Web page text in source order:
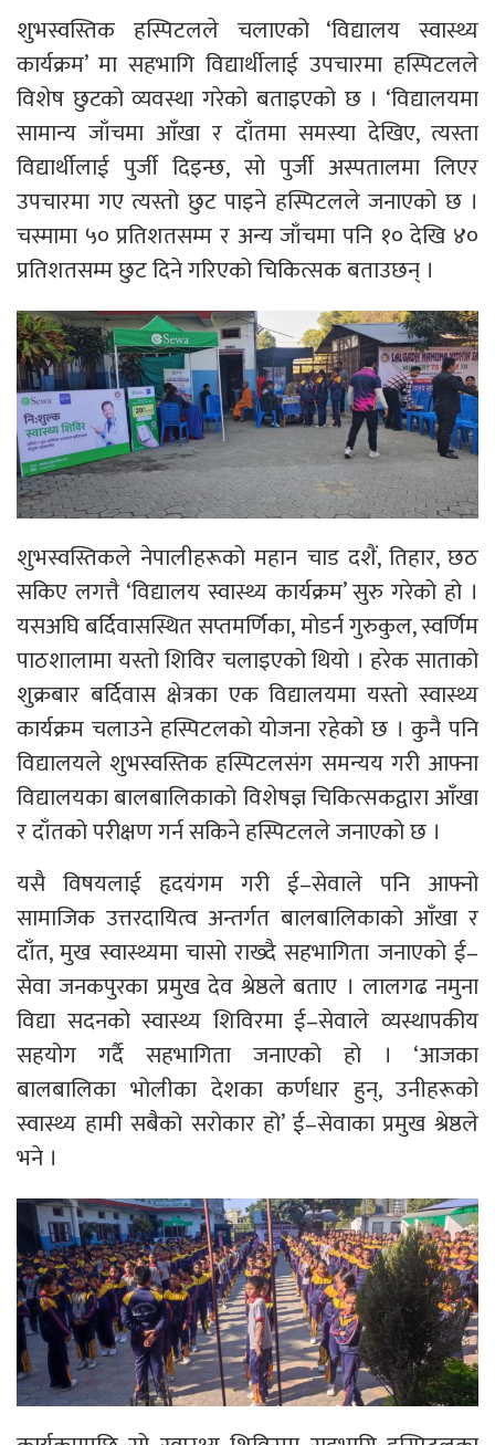
शुभस्वस्तिक हस्पिटलले चलाएको ‘विद्यालय स्वास्थ्य
कार्यक्रम’ मा सहभागि विद्यार्थीलाई उपचारमा हस्पिटलले
विशेष छुटको व्यवस्था गरेको बताइएको छ । ‘विद्यालयमा
सामान्य जाँचमा आँखा र दाँतमा समस्या देखिए, त्यस्ता
विद्यार्थीलाई पुर्जी दिइन्छ, सो पुर्जी अस्पतालमा लिएर
उपचारमा गए त्यस्तो छुट पाइने हस्पिटलले जनाएको छ ।
चस्मामा ५० प्रतिशतसम्म र अन्य जाँचमा पनि १० देखि ४०
प्रतिशतसम्म छुट दिने गरिएको चिकित्सक बताउछन् ।
शुभस्वस्तिकले नेपालीहरूको महान चाड दशैं, तिहार, छठ
सकिए लगत्तै ‘विद्यालय स्वास्थ्य कार्यक्रम’ सुरु गरेको हो ।
यसअघि बर्दिवासस्थित सप्तमर्णिका, मोडर्न गुरुकुल, स्वर्णिम
पाठशालामा यस्तो शिविर चलाइएको थियो । हरेक साताको
शुक्रबार बर्दिवास क्षेत्रका एक विद्यालयमा यस्तो स्वास्थ्य
कार्यक्रम चलाउने हस्पिटलको योजना रहेको छ । कुनै पनि
विद्यालयले शुभस्वस्तिक हस्पिटलसंग समन्यय गरी आफ्ना
विद्यालयका बालबालिकाको विशेषज्ञ चिकित्सकद्वारा आँखा
र दाँतको परीक्षण गर्न सकिने हस्पिटलले जनाएको छ ।
यसै विषयलाई हृदयंगम गरी ई–सेवाले पनि आफ्नो
सामाजिक उत्तरदायित्व अन्तर्गत बालबालिकाको आँखा र
दाँत, मुख स्वास्थ्यमा चासो राख्दै सहभागिता जनाएको ई–
सेवा जनकपुरका प्रमुख देव श्रेष्ठले बताए । लालगढ नमुना
विद्या सदनको स्वास्थ्य शिविरमा ई–सेवाले व्यस्थापकीय
सहयोग गर्दै सहभागिता जनाएको हो । ‘आजका
बालबालिका भोलीका देशका कर्णधार हुन्, उनीहरूको
स्वास्थ्य हामी सबैको सरोकार हो’ ई–सेवाका प्रमुख श्रेष्ठले
भने ।